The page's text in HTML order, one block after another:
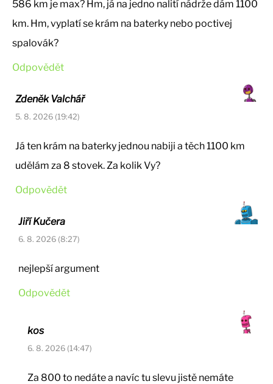
586 km je max? Hm, já na jedno nalití nádrže dám 1100
km. Hm, vyplatí se krám na baterky nebo poctivej
spalovák?
Odpovědět
Zdeněk Valchář
5. 8. 2026 (19:42)
Já ten krám na baterky jednou nabiji a těch 1100 km
udělám za 8 stovek. Za kolik Vy?
Odpovědět
Jiří Kučera
6. 8. 2026 (8:27)
nejlepší argument
Odpovědět
kos
6. 8. 2026 (14:47)
Za 800 to nedáte a navíc tu slevu jistě nemáte